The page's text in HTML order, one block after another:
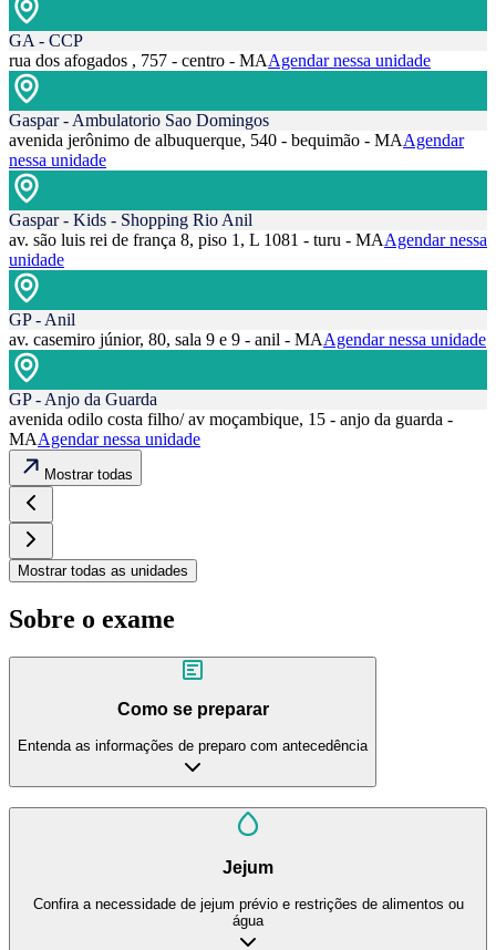
GA - CCP
rua dos afogados , 757 - centro - MAAgendar nessa unidade
Gaspar - Ambulatorio Sao Domingos
avenida jerônimo de albuquerque, 540 - bequimão - MAAgendar
nessa unidade
Gaspar - Kids - Shopping Rio Anil
av. são luis rei de frança 8, piso 1, L 1081 - turu - MAAgendar nessa
unidade
GP - Anil
av. casemiro júnior, 80, sala 9 e 9 - anil - MAAgendar nessa unidade
GP - Anjo da Guarda
avenida odilo costa filho/ av moçambique, 15 - anjo da guarda -
MAAgendar nessa unidade
Mostrar todas
Mostrar todas as unidades
Sobre o exame
Como se preparar
Entenda as informações de preparo com antecedência
Jejum
Confira a necessidade de jejum prévio e restrições de alimentos ou
água